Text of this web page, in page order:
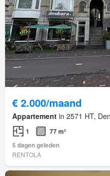
€ 2.000/maand
Appartement in 2571 HT,
1
77 m²
5 dagen geleden
RENTOLA